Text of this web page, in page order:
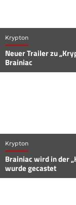
Krypton
Neuer Trailer zu
Brainiac
Krypton
Brainiac wird in der
wurde gecastet